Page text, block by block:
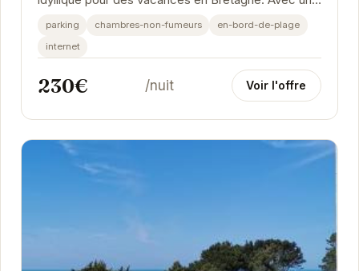
vue imprenable sur la mer, un accès direct à la...
parking chambres-non-fumeurs
en-bord-de-plage
internet
230€ /nuit Voir l'offre